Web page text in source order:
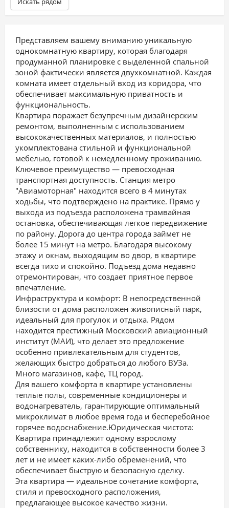
Представляем вашему вниманию уникальную
однокомнатную квартиру, которая благодаря
продуманной планировке с выделенной спальной
зоной фактически является двухкомнатной. Каждая
комната имеет отдельный вход из коридора, что
обеспечивает максимальную приватность и
функциональность.
Квартира поражает безупречным дизайнерским
ремонтом, выполненным с использованием
высококачественных материалов, и полностью
укомплектована стильной и функциональной
мебелью, готовой к немедленному проживанию.
Ключевое преимущество — превосходная
транспортная доступность. Станция метро
"Авиамоторная" находится всего в 4 минутах
ходьбы, что подтверждено на практике. Прямо у
выхода из подъезда расположена трамвайная
остановка, обеспечивающая легкое передвижение
по району. Дорога до центра города займет не
более 15 минут на метро. Благодаря высокому
этажу и окнам, выходящим во двор, в квартире
всегда тихо и спокойно. Подъезд дома недавно
отремонтирован, что создает приятное первое
впечатление.
Инфраструктура и комфорт: В непосредственной
близости от дома расположен живописный парк,
идеальный для прогулок и отдыха. Рядом
находится престижный Московский авиационный
институт (МАИ), что делает это предложение
особенно привлекательным для студентов,
желающих быстро добраться до любого ВУЗа.
Много магазинов, кафе, ТЦ город.
Для вашего комфорта в квартире установлены
теплые полы, современные кондиционеры и
водонагреватель, гарантирующие оптимальный
микроклимат в любое время года и бесперебойное
горячее водоснабжение.Юридическая чистота:
Квартира принадлежит одному взрослому
собственнику, находится в собственности более 3
лет и не имеет каких-либо обременений, что
обеспечивает быструю и безопасную сделку.
Эта квартира — идеальное сочетание комфорта,
стиля и превосходного расположения,
предлагающее высокое качество жизни.